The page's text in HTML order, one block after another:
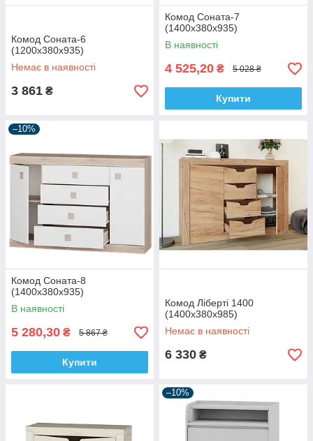
Комод Соната-6
(1200х380х935)
Немає в наявності
3 861 ₴
Комод Соната-7
(1400х380х935)
В наявності
4 525,20 ₴ 5 028 ₴
Купити
–10%
Комод Соната-8
(1400х380х935)
В наявності
5 280,30 ₴ 5 867 ₴
Купити
Комод Ліберті 1400
(1400х380х985)
Немає в наявності
6 330 ₴
–10%